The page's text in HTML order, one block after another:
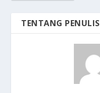
TENTANG PENULIS